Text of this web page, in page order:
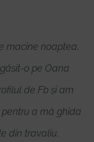
macine noaptea,
o pe Oana
de Fb și am
a mă ghida
din travaliu.